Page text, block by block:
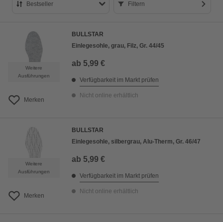
Bestseller
Preis aufsteigend
Preis absteigend
Bewertung
Filtern
Weitere
Ausführungen
Merken
BULLSTAR
Einlegesohle, grau, Filz, Gr. 44/45
ab 5,99 €
Verfügbarkeit im Markt prüfen
Nicht online erhältlich
Weitere
Ausführungen
Merken
BULLSTAR
Einlegesohle, silbergrau, Alu-Therm, Gr. 46/47
ab 5,99 €
Verfügbarkeit im Markt prüfen
Nicht online erhältlich